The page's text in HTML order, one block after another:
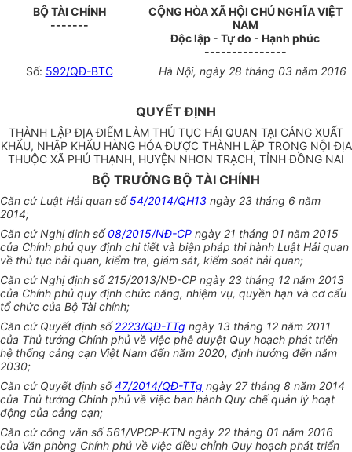
BỘ TÀI CHÍNH
-------
CỘNG HÒA XÃ HỘI CHỦ NGHĨA VIỆT
NAM
Độc lập - Tự do - Hạnh phúc
---------------
Số: 592/QĐ-BTC Hà Nội, ngày 28 tháng 03 năm 2016
QUYẾT ĐỊNH
THÀNH LẬP ĐỊA ĐIỂM LÀM THỦ TỤC HẢI QUAN TẠI CẢNG XUẤT
KHẨU, NHẬP KHẨU HÀNG HÓA ĐƯỢC THÀNH LẬP TRONG NỘI ĐỊA
THUỘC XÃ PHÚ THẠNH, HUYỆN NHƠN TRẠCH, TỈNH ĐỒNG NAI
BỘ TRƯỞNG BỘ TÀI CHÍNH
Căn cứ Luật Hải quan số54/2014/QH13 ngày 23 tháng 6 năm
2014;
Căn cứ Nghị định số08/2015/NĐ-CP ngày 21 tháng 01 năm 2015
của Chính phủ quy định chi tiết và biện pháp thi hành Luật Hải quan
về thủ tục hải quan, kiểm tra, giám sát, kiểm soát hải quan;
Căn cứ Nghị định số 215/2013/NĐ-CP ngày 23 tháng 12 năm 2013
của Chính phủ quy định chức năng, nhiệm vụ, quyền hạn và cơ cấu
tổ chức của Bộ Tài chính;
Căn cứ Quyết định số2223/QĐ-TTg ngày 13 tháng 12 năm 2011
của Thủ tướng Chính phủ về việc phê duyệt Quy hoạch phát triển
hệ thống cảng cạn Việt Nam đến năm 2020, định hướng đến năm
2030;
Căn cứ Quyết định số47/2014/QĐ-TTg ngày 27 tháng 8 năm 2014
của Thủ tướng Chính phủ về việc ban hành Quy chế quản lý hoạt
động của cảng cạn;
Căn cứ công văn số 561/VPCP-KTN ngày 22 tháng 01 năm 2016
của Văn phòng Chính phủ về việc điều chỉnh Quy hoạch phát triển